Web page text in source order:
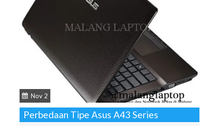
Nov 2
Perbedaan Tipe Asus A43 Series